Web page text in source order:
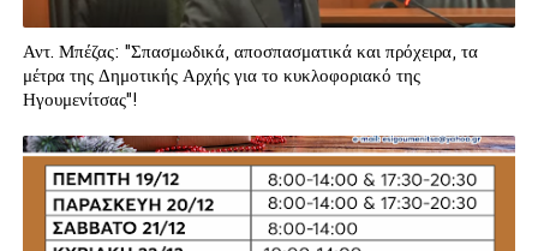
Αντ. Μπέζας: "Σπασμωδικά, αποσπασματικά και πρόχειρα, τα
μέτρα της Δημοτικής Αρχής για το κυκλοφοριακό της
Ηγουμενίτσας"!